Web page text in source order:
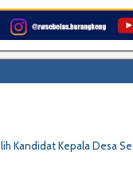
Kandidat Kepala Desa